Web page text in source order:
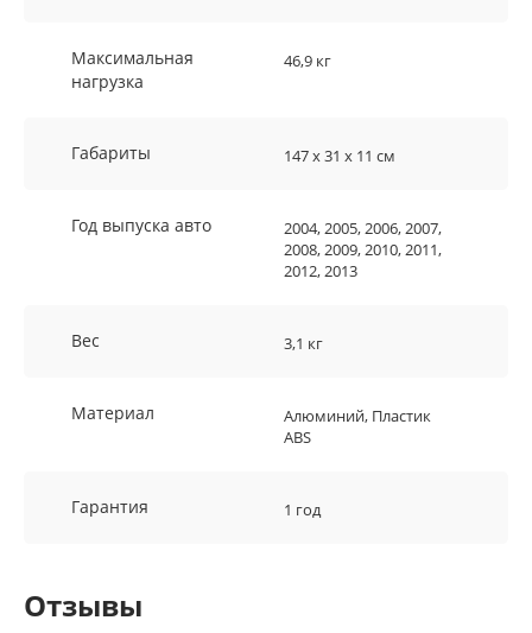
Максимальная
нагрузка
46,9 кг
Габариты 147 х 31 х 11 см
Год выпуска авто
2004, 2005, 2006, 2007,
2008, 2009, 2010, 2011,
2012, 2013
Вес 3,1 кг
Материал
Алюминий, Пластик
ABS
Гарантия 1 год
Отзывы